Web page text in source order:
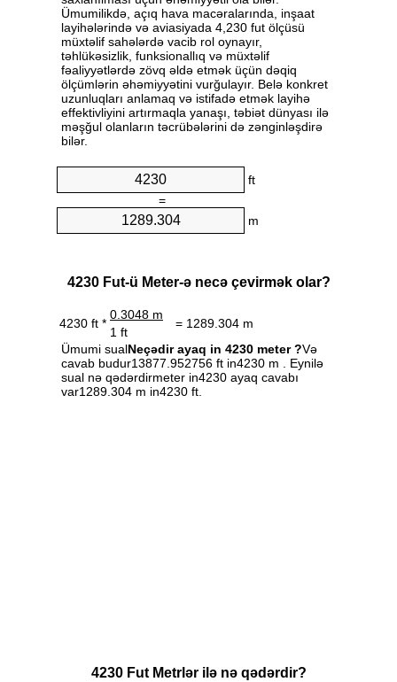
Ümumilikdə, açıq hava macəralarında, inşaat
layihələrində və aviasiyada 4,230 fut ölçüsü
müxtəlif sahələrdə vacib rol oynayır,
təhlükəsizlik, funksionallıq və müxtəlif
fəaliyyətlərdə zövq əldə etmək üçün dəqiq
ölçümlərin əhəmiyyətini vurğulayır. Belə konkret
uzunluqları anlamaq və istifadə etmək layihə
effektivliyini artırmaqla yanaşı, təbiət dünyası ilə
məşğul olanların təcrübələrini də zənginləşdirə
bilər.
ft
=
m
4230 Fut-ü Meter-ə necə çevirmək olar?
4230 ft *
0.3048 m
= 1289.304 m
1 ft
Ümumi sualNeçədir ayaq in 4230 meter ?Və
cavab budur13877.952756 ft in4230 m . Eynilə
sual nə qədərdirmeter in4230 ayaq cavabı
var1289.304 m in4230 ft.
4230 Fut Metrlər ilə nə qədərdir?